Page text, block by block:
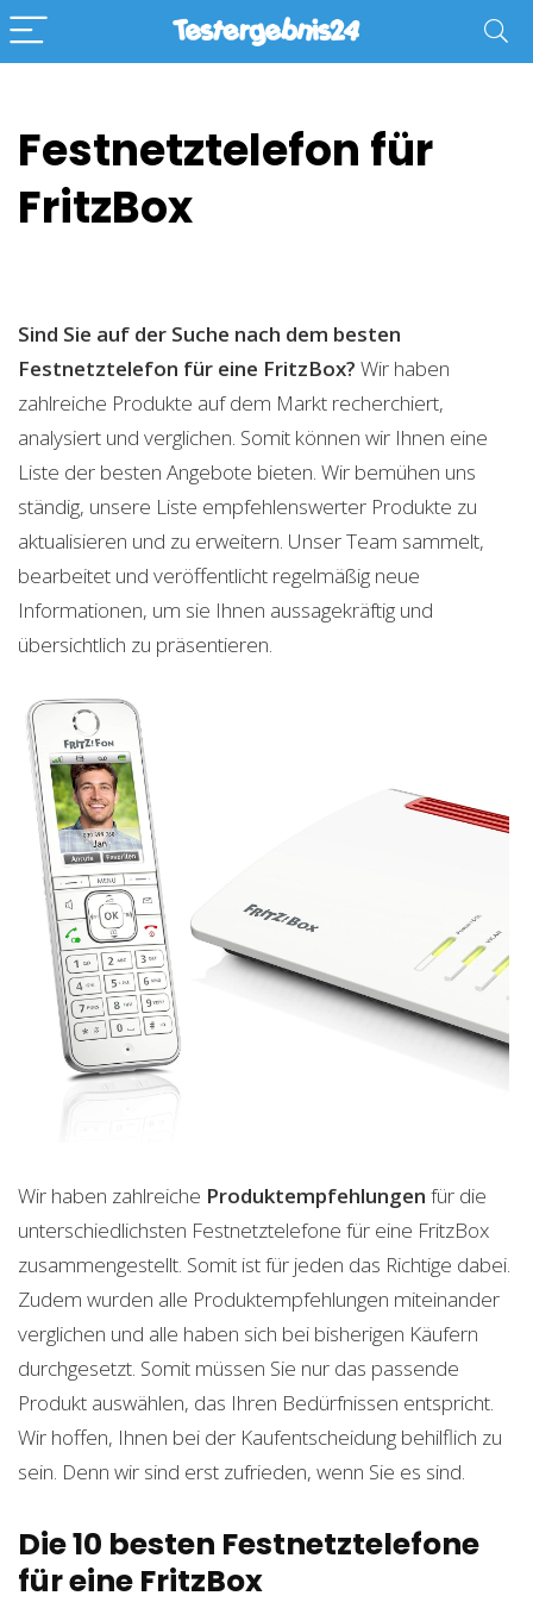
Festnetztelefon für
FritzBox
Sind Sie auf der Suche nach dem besten
Festnetztelefon für eine FritzBox? Wir haben
zahlreiche Produkte auf dem Markt recherchiert,
analysiert und verglichen. Somit können wir Ihnen eine
Liste der besten Angebote bieten. Wir bemühen uns
ständig, unsere Liste empfehlenswerter Produkte zu
aktualisieren und zu erweitern. Unser Team sammelt,
bearbeitet und veröffentlicht regelmäßig neue
Informationen, um sie Ihnen aussagekräftig und
übersichtlich zu präsentieren.
Wir haben zahlreiche Produktempfehlungen für die
unterschiedlichsten Festnetztelefone für eine FritzBox
zusammengestellt. Somit ist für jeden das Richtige dabei.
Zudem wurden alle Produktempfehlungen miteinander
verglichen und alle haben sich bei bisherigen Käufern
durchgesetzt. Somit müssen Sie nur das passende
Produkt auswählen, das Ihren Bedürfnissen entspricht.
Wir hoffen, Ihnen bei der Kaufentscheidung behilflich zu
sein. Denn wir sind erst zufrieden, wenn Sie es sind.
Die 10 besten Festnetztelefone
für eine FritzBox